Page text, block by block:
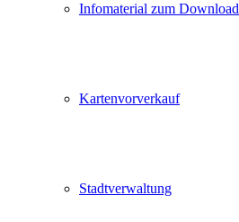
Infomaterial zum Download
Kartenvorverkauf
Stadtverwaltung